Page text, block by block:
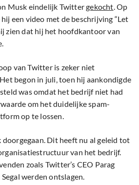
Musk eindelijk Twittergekocht. Op
een video met de beschrijving “Let
zien dat hij het hoofdkantoor van
van Twitter is zeker niet
begon in juli, toen hij aankondigde
was omdat het bedrijf niet had
om het duidelijke spam-
op te lossen.
Dit heeft nu al geleid tot
van het bedrijf.
zoals Twitter’s CEO Parag
werden ontslagen.